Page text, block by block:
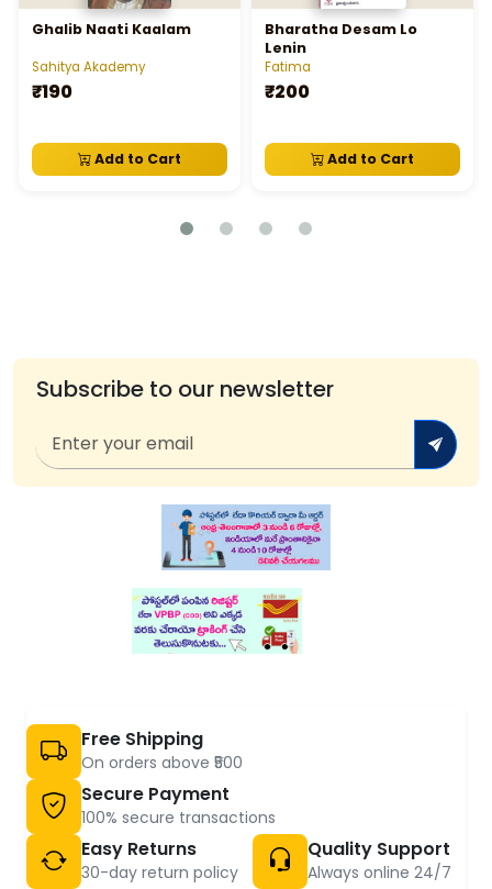
Ghalib Naati Kaalam
Sahitya Akademy
₹190
Add to Cart
Bharatha Desam Lo
Lenin
Fatima
₹200
Add to Cart
Subscribe to our newsletter
Free Shipping
On orders above ₹500
Secure Payment
100% secure transactions
Easy Returns
30-day return policy
Quality Support
Always online 24/7